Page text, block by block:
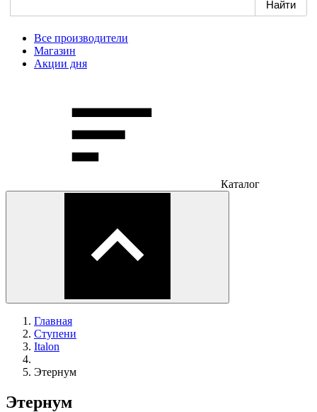
Все производители
Магазин
Акции дня
Каталог
Главная
Ступени
Italon
Этернум
Этернум